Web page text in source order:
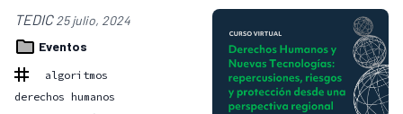
TEDIC25 julio, 2024
Eventos
algoritmos
derechos humanos